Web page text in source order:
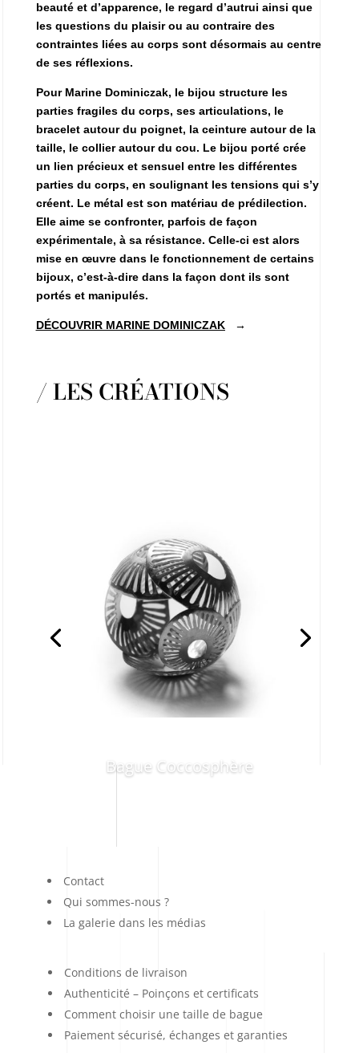
beauté et d’apparence, le regard d’autrui ainsi que
les questions du plaisir ou au contraire des
contraintes liées au corps sont désormais au centre
de ses réflexions.
Pour Marine Dominiczak, le bijou structure les
parties fragiles du corps, ses articulations, le
bracelet autour du poignet, la ceinture autour de la
taille, le collier autour du cou. Le bijou porté crée
un lien précieux et sensuel entre les différentes
parties du corps, en soulignant les tensions qui s’y
créent. Le métal est son matériau de prédilection.
Elle aime se confronter, parfois de façon
expérimentale, à sa résistance. Celle-ci est alors
mise en œuvre dans le fonctionnement de certains
bijoux, c’est-à-dire dans la façon dont ils sont
portés et manipulés.
DÉCOUVRIR MARINE DOMINICZAK→
/ LES CRÉATIONS
Bague Coccosphère
Contact
Qui sommes-nous ?
La galerie dans les médias
Conditions de livraison
Authenticité – Poinçons et certificats
Comment choisir une taille de bague
Paiement sécurisé, échanges et garanties